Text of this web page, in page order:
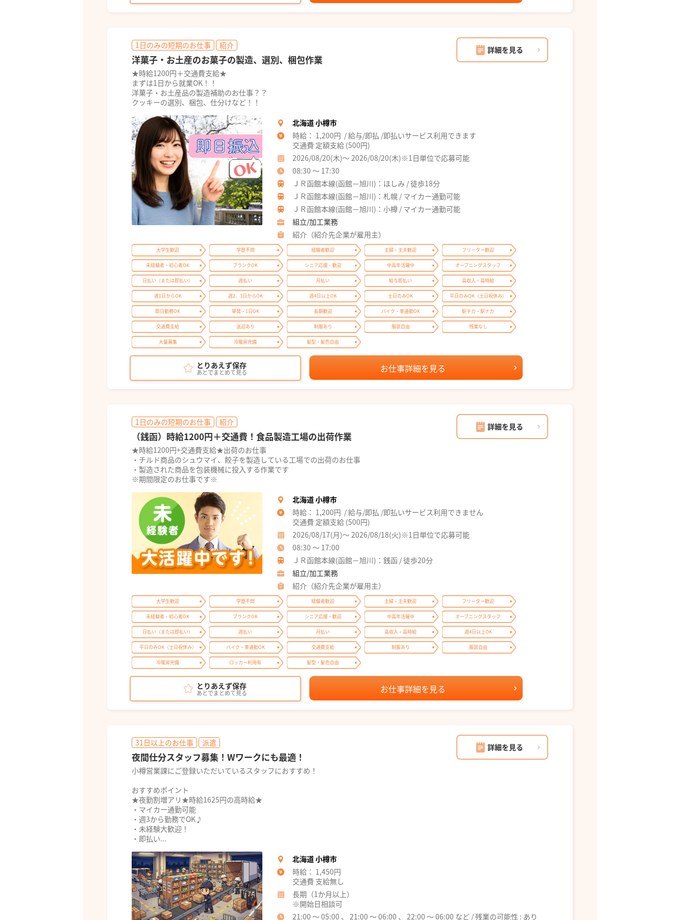
1日のみの短期のお仕事 紹介 詳細を見る
洋菓子・お土産のお菓子の製造、選別、梱包作業
★時給1200円＋交通費支給★
まずは1日から就業OK！！
洋菓子・お土産品の製造補助のお仕事？？
クッキーの選別、梱包、仕分けなど！！
北海道 小樽市
時給： 1,200円 / 給与/即払 /即払いサービス利用できます
交通費 定額支給 (500円)
2026/08/20(木)～ 2026/08/20(木)※1日単位で応募可能
08:30 ～ 17:30
ＪＲ函館本線(函館－旭川)：ほしみ / 徒歩18分
ＪＲ函館本線(函館－旭川)：札幌 / マイカー通勤可能
ＪＲ函館本線(函館－旭川)：小樽 / マイカー通勤可能
組立/加工業務
紹介（紹介先企業が雇用主）
大学生歓迎 学歴不問 経験者歓迎 主婦・主夫歓迎 フリーター歓迎
未経験者・初心者OK ブランクOK シニア応援・歓迎 中高年活躍中 オープニングスタッフ
日払い（または即払い） 週払い 月払い 給与即払い 高収入・高時給
週1日からOK 週2、3日からOK 週4日以上OK 土日のみOK 平日のみOK（土日祝休み）
即日勤務OK 単発・1日OK 長期歓迎 バイク・車通勤OK 駅チカ・駅ナカ
交通費支給 送迎あり 制服あり 服装自由 残業なし
大量募集 冷暖房完備 髪型・髪色自由
とりあえず保存
あとでまとめて見る お仕事詳細を見る
1日のみの短期のお仕事 紹介 詳細を見る
（銭函）時給1200円＋交通費！食品製造工場の出荷作業
★時給1200円+交通費支給★出荷のお仕事
・チルド商品のシュウマイ、餃子を製造している工場での出荷のお仕事
・製造された商品を包装機械に投入する作業です
※期間限定のお仕事です※
北海道 小樽市
時給： 1,200円 / 給与/即払 /即払いサービス利用できません
交通費 定額支給 (500円)
2026/08/17(月)～ 2026/08/18(火)※1日単位で応募可能
08:30 ～ 17:00
ＪＲ函館本線(函館－旭川)：銭函 / 徒歩20分
組立/加工業務
紹介（紹介先企業が雇用主）
大学生歓迎 学歴不問 経験者歓迎 主婦・主夫歓迎 フリーター歓迎
未経験者・初心者OK ブランクOK シニア応援・歓迎 中高年活躍中 オープニングスタッフ
日払い（または即払い） 週払い 月払い 高収入・高時給 週4日以上OK
平日のみOK（土日祝休み） バイク・車通勤OK 交通費支給 制服あり 服装自由
冷暖房完備 ロッカー利用有 髪型・髪色自由
とりあえず保存
あとでまとめて見る お仕事詳細を見る
31日以上のお仕事 派遣 詳細を見る
夜間仕分スタッフ募集！Wワークにも最適！
小樽営業課にご登録いただいているスタッフにおすすめ！
おすすめポイント
★夜勤割増アリ★時給1625円の高時給★
・マイカー通勤可能
・週3から勤務でOK♪
・未経験大歓迎！
・即払い...
北海道 小樽市
時給： 1,450円
交通費 支給無し
長期（1か月以上）
※開始日相談可
21:00 ～ 05:00 、 21:00 ～ 06:00 、 22:00 ～ 06:00 など / 残業の可能性 : あり